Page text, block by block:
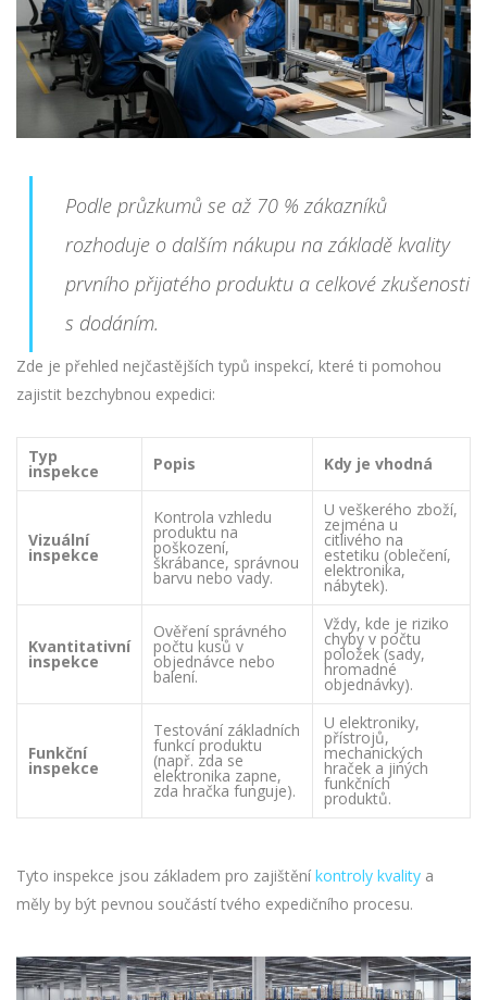
Podle průzkumů se až 70 % zákazníků
rozhoduje o dalším nákupu na základě kvality
prvního přijatého produktu a celkové zkušenosti
s dodáním.
Zde je přehled nejčastějších typů inspekcí, které ti pomohou
zajistit bezchybnou expedici:
Typ
inspekce Popis Kdy je vhodná
Vizuální
inspekce
Kontrola vzhledu
produktu na
poškození,
škrábance, správnou
barvu nebo vady.
U veškerého zboží,
zejména u
citlivého na
estetiku (oblečení,
elektronika,
nábytek).
Kvantitativní
inspekce
Ověření správného
počtu kusů v
objednávce nebo
balení.
Vždy, kde je riziko
chyby v počtu
položek (sady,
hromadné
objednávky).
Funkční
inspekce
Testování základních
funkcí produktu
(např. zda se
elektronika zapne,
zda hračka funguje).
U elektroniky,
přístrojů,
mechanických
hraček a jiných
funkčních
produktů.
Tyto inspekce jsou základem pro zajištění kontroly kvality a
měly by být pevnou součástí tvého expedičního procesu.